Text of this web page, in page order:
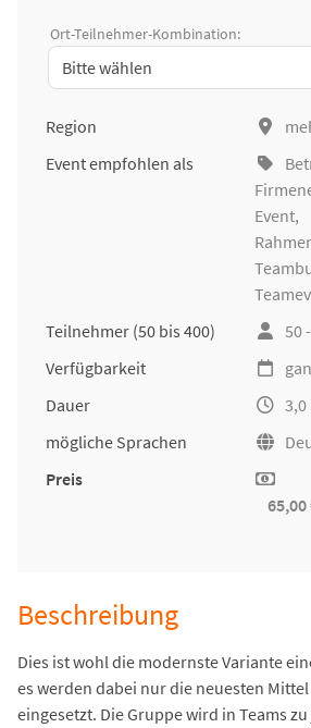
Ort-Teilnehmer-Kombination:
Region
Event empfohlen als
Event,
Teilnehmer (50 bis 400)
50
Verfügbarkeit
Dauer
mögliche Sprachen
Preis
65,00
Beschreibung
Dies ist wohl die modernste Variante
es werden dabei nur die neuesten
eingesetzt. Die Gruppe wird in Teams